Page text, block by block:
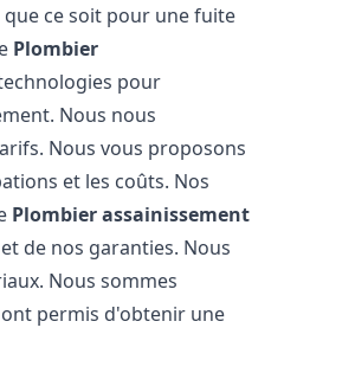
ce soit pour une fuite
Plombier
pour
Nous nous
Nous vous proposons
et les coûts. Nos
Plombier assainissement
de nos garanties. Nous
Nous sommes
permis d'obtenir une